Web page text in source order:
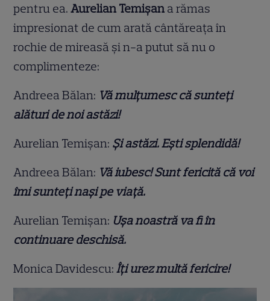
pentru ea.Aurelian Temișan a rămas
impresionat de cum arată cântăreața în
rochie de mireasă și n-a putut să nu o
complimenteze:
Andreea Bălan: Vă mulțumesc că sunteți
alături de noi astăzi!
Aurelian Temișan: Și astăzi. Ești splendidă!
Andreea Bălan: Vă iubesc! Sunt fericită că voi
îmi sunteți nași pe viață.
Aurelian Temișan: Ușa noastră va fi în
continuare deschisă.
Monica Davidescu: Îți urez multă fericire!